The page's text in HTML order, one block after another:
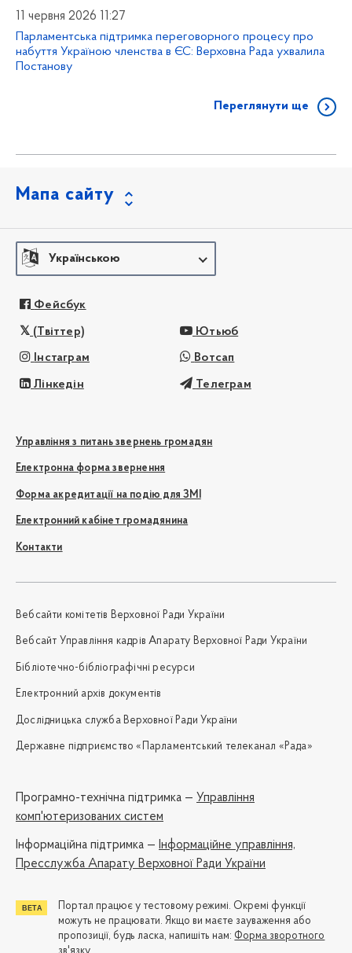
11 червня 2026 11:27
Парламентська підтримка переговорного процесу про
набуття Україною членства в ЄС: Верховна Рада ухвалила
Постанову
Переглянути ще
Мапа сайту
Українською
Фейсбук
(Твіттер) Ютьюб
Інстаграм Вотсап
Лінкедін Телеграм
Управління з питань звернень громадян
Електронна форма звернення
Форма акредитації на подію для ЗМІ
Електронний кабінет громадянина
Контакти
Вебсайти комітетів Верховної Ради України
Вебсайт Управління кадрів Апарату Верховної Ради України
Бібліотечно-бібліографічні ресурси
Електронний архів документів
Дослідницька служба Верховної Ради України
Державне підприємство «Парламентський телеканал «Рада»
Програмно-технічна підтримка — Управління
комп'ютеризованих систем
Iнформаційна підтримка — Інформаційне управління,
Пресслужба Апарату Верховної Ради України
Портал працює у тестовому режимі. Окремі функції
можуть не працювати. Якщо ви маєте зауваження або
пропозиції, будь ласка, напишіть нам: Форма зворотного